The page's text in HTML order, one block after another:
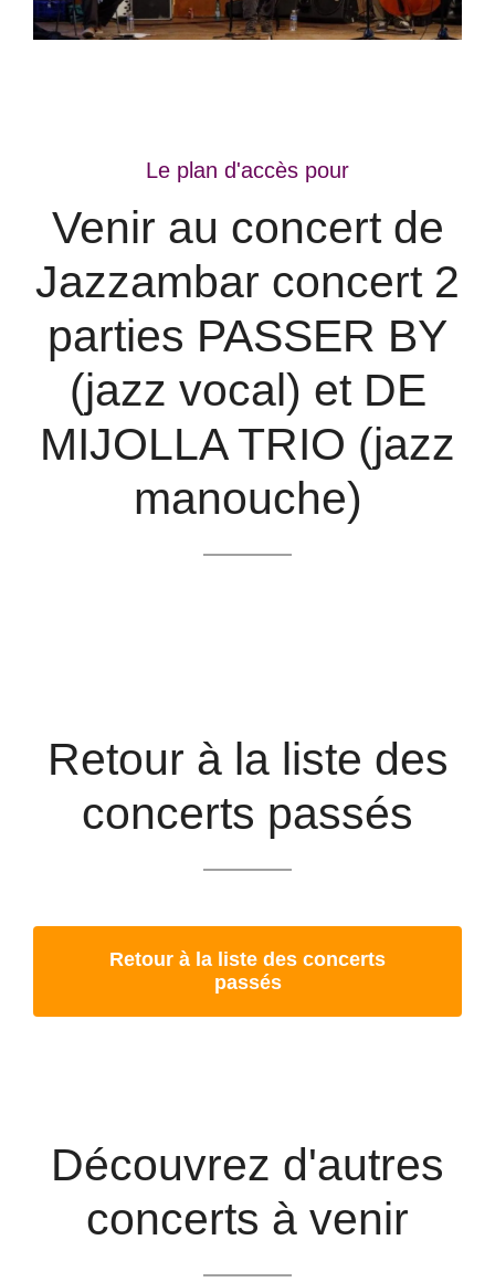
Le plan d'accès pour
Venir au concert de
Jazzambar concert 2
parties PASSER BY
(jazz vocal) et DE
MIJOLLA TRIO (jazz
manouche)
Retour à la liste des
concerts passés
Retour à la liste des concerts
passés
Découvrez d'autres
concerts à venir